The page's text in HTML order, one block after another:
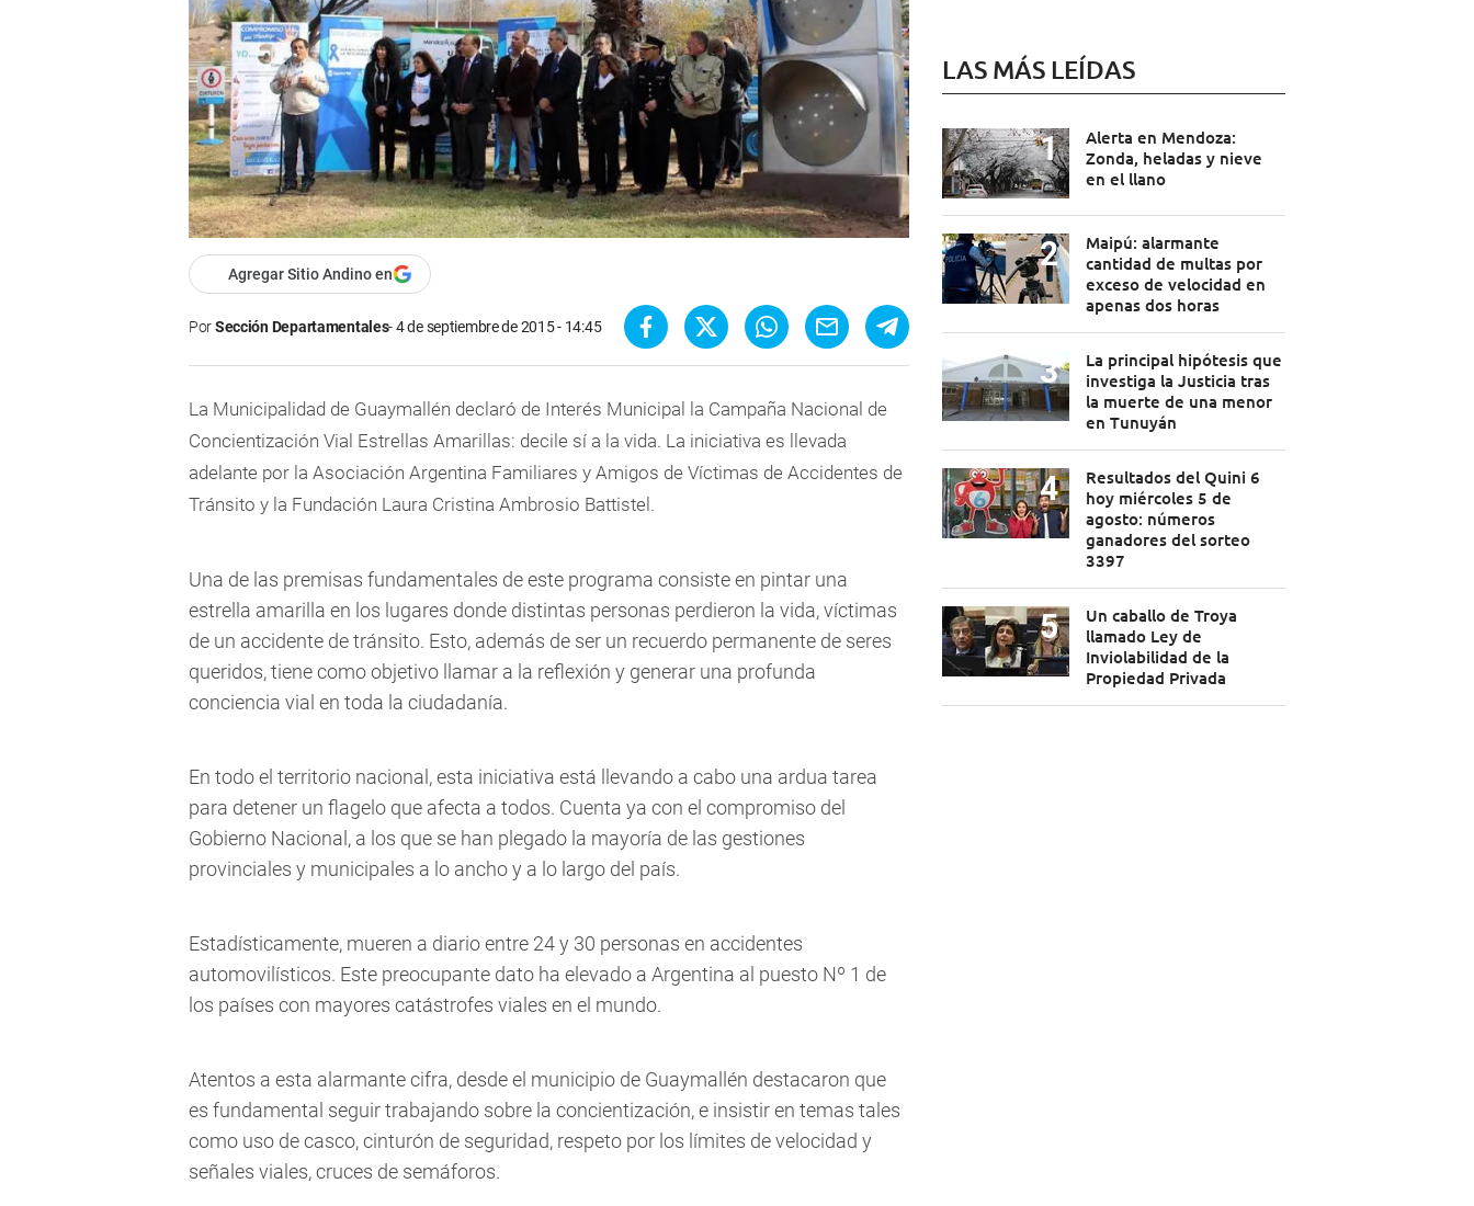
Agregar Sitio Andino en
PorSección Departamentales 4 de septiembre de 2015 - 14:45
La Municipalidad de Guaymallén declaró de Interés Municipal la Campaña Nacional de
Concientización Vial Estrellas Amarillas: decile sí a la vida. La iniciativa es llevada
adelante por la Asociación Argentina Familiares y Amigos de Víctimas de Accidentes de
Tránsito y la Fundación Laura Cristina Ambrosio Battistel.
Una de las premisas fundamentales de este programa consiste en pintar una
estrella amarilla en los lugares donde distintas personas perdieron la vida, víctimas
de un accidente de tránsito. Esto, además de ser un recuerdo permanente de seres
queridos, tiene como objetivo llamar a la reflexión y generar una profunda
conciencia vial en toda la ciudadanía.
En todo el territorio nacional, esta iniciativa está llevando a cabo una ardua tarea
para detener un flagelo que afecta a todos. Cuenta ya con el compromiso del
Gobierno Nacional, a los que se han plegado la mayoría de las gestiones
provinciales y municipales a lo ancho y a lo largo del país.
Estadísticamente, mueren a diario entre 24 y 30 personas en accidentes
automovilísticos. Este preocupante dato ha elevado a Argentina al puesto Nº 1 de
los países con mayores catástrofes viales en el mundo.
Atentos a esta alarmante cifra, desde el municipio de Guaymallén destacaron que
es fundamental seguir trabajando sobre la concientización, e insistir en temas tales
como uso de casco, cinturón de seguridad, respeto por los límites de velocidad y
señales viales, cruces de semáforos.
LAS MÁS LEÍDAS
Alerta en Mendoza:
Zonda, heladas y nieve
en el llano
Maipú: alarmante
cantidad de multas por
exceso de velocidad en
apenas dos horas
La principal hipótesis que
investiga la Justicia tras
la muerte de una menor
en Tunuyán
Resultados del Quini 6
hoy miércoles 5 de
agosto: números
ganadores del sorteo
3397
Un caballo de Troya
llamado Ley de
Inviolabilidad de la
Propiedad Privada